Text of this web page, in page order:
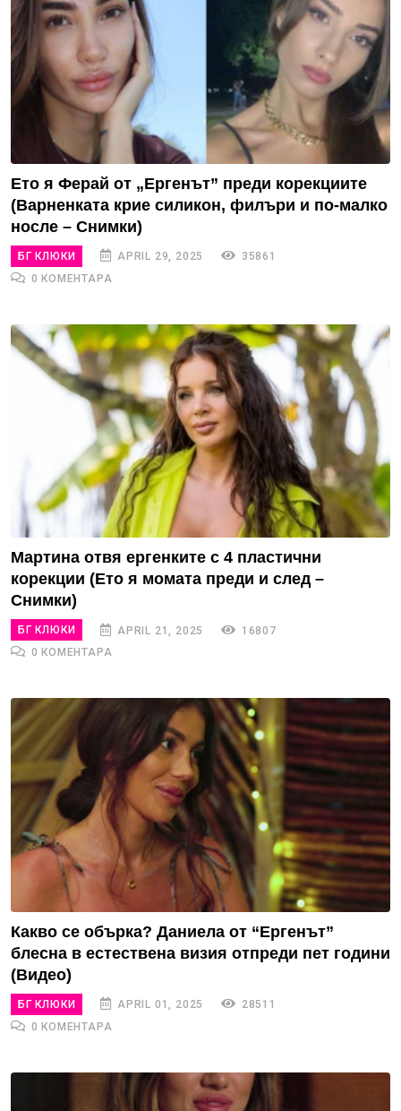
Ето я Ферай от „Ергенът” преди корекциите
(Варненката крие силикон, филъри и по-малко
носле – Снимки)
БГ КЛЮКИ APRIL 29, 2025
35861
0 КОМЕНТАРА
Мартина отвя ергенките с 4 пластични
корекции (Ето я момата преди и след –
Снимки)
БГ КЛЮКИ APRIL 21, 2025
16807
0 КОМЕНТАРА
Какво се обърка? Даниела от “Ергенът”
блесна в естествена визия отпреди пет години
(Видео)
БГ КЛЮКИ APRIL 01, 2025
28511
0 КОМЕНТАРА